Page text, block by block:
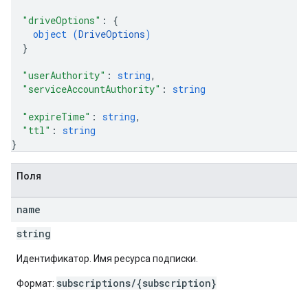
"driveOptions" : {
object (DriveOptions)
}
"userAuthority" : string,
"serviceAccountAuthority" : string
"expireTime" : string,
"ttl" : string
}
Поля
name
string
Идентификатор. Имя ресурса подписки.
Формат: subscriptions/{subscription}